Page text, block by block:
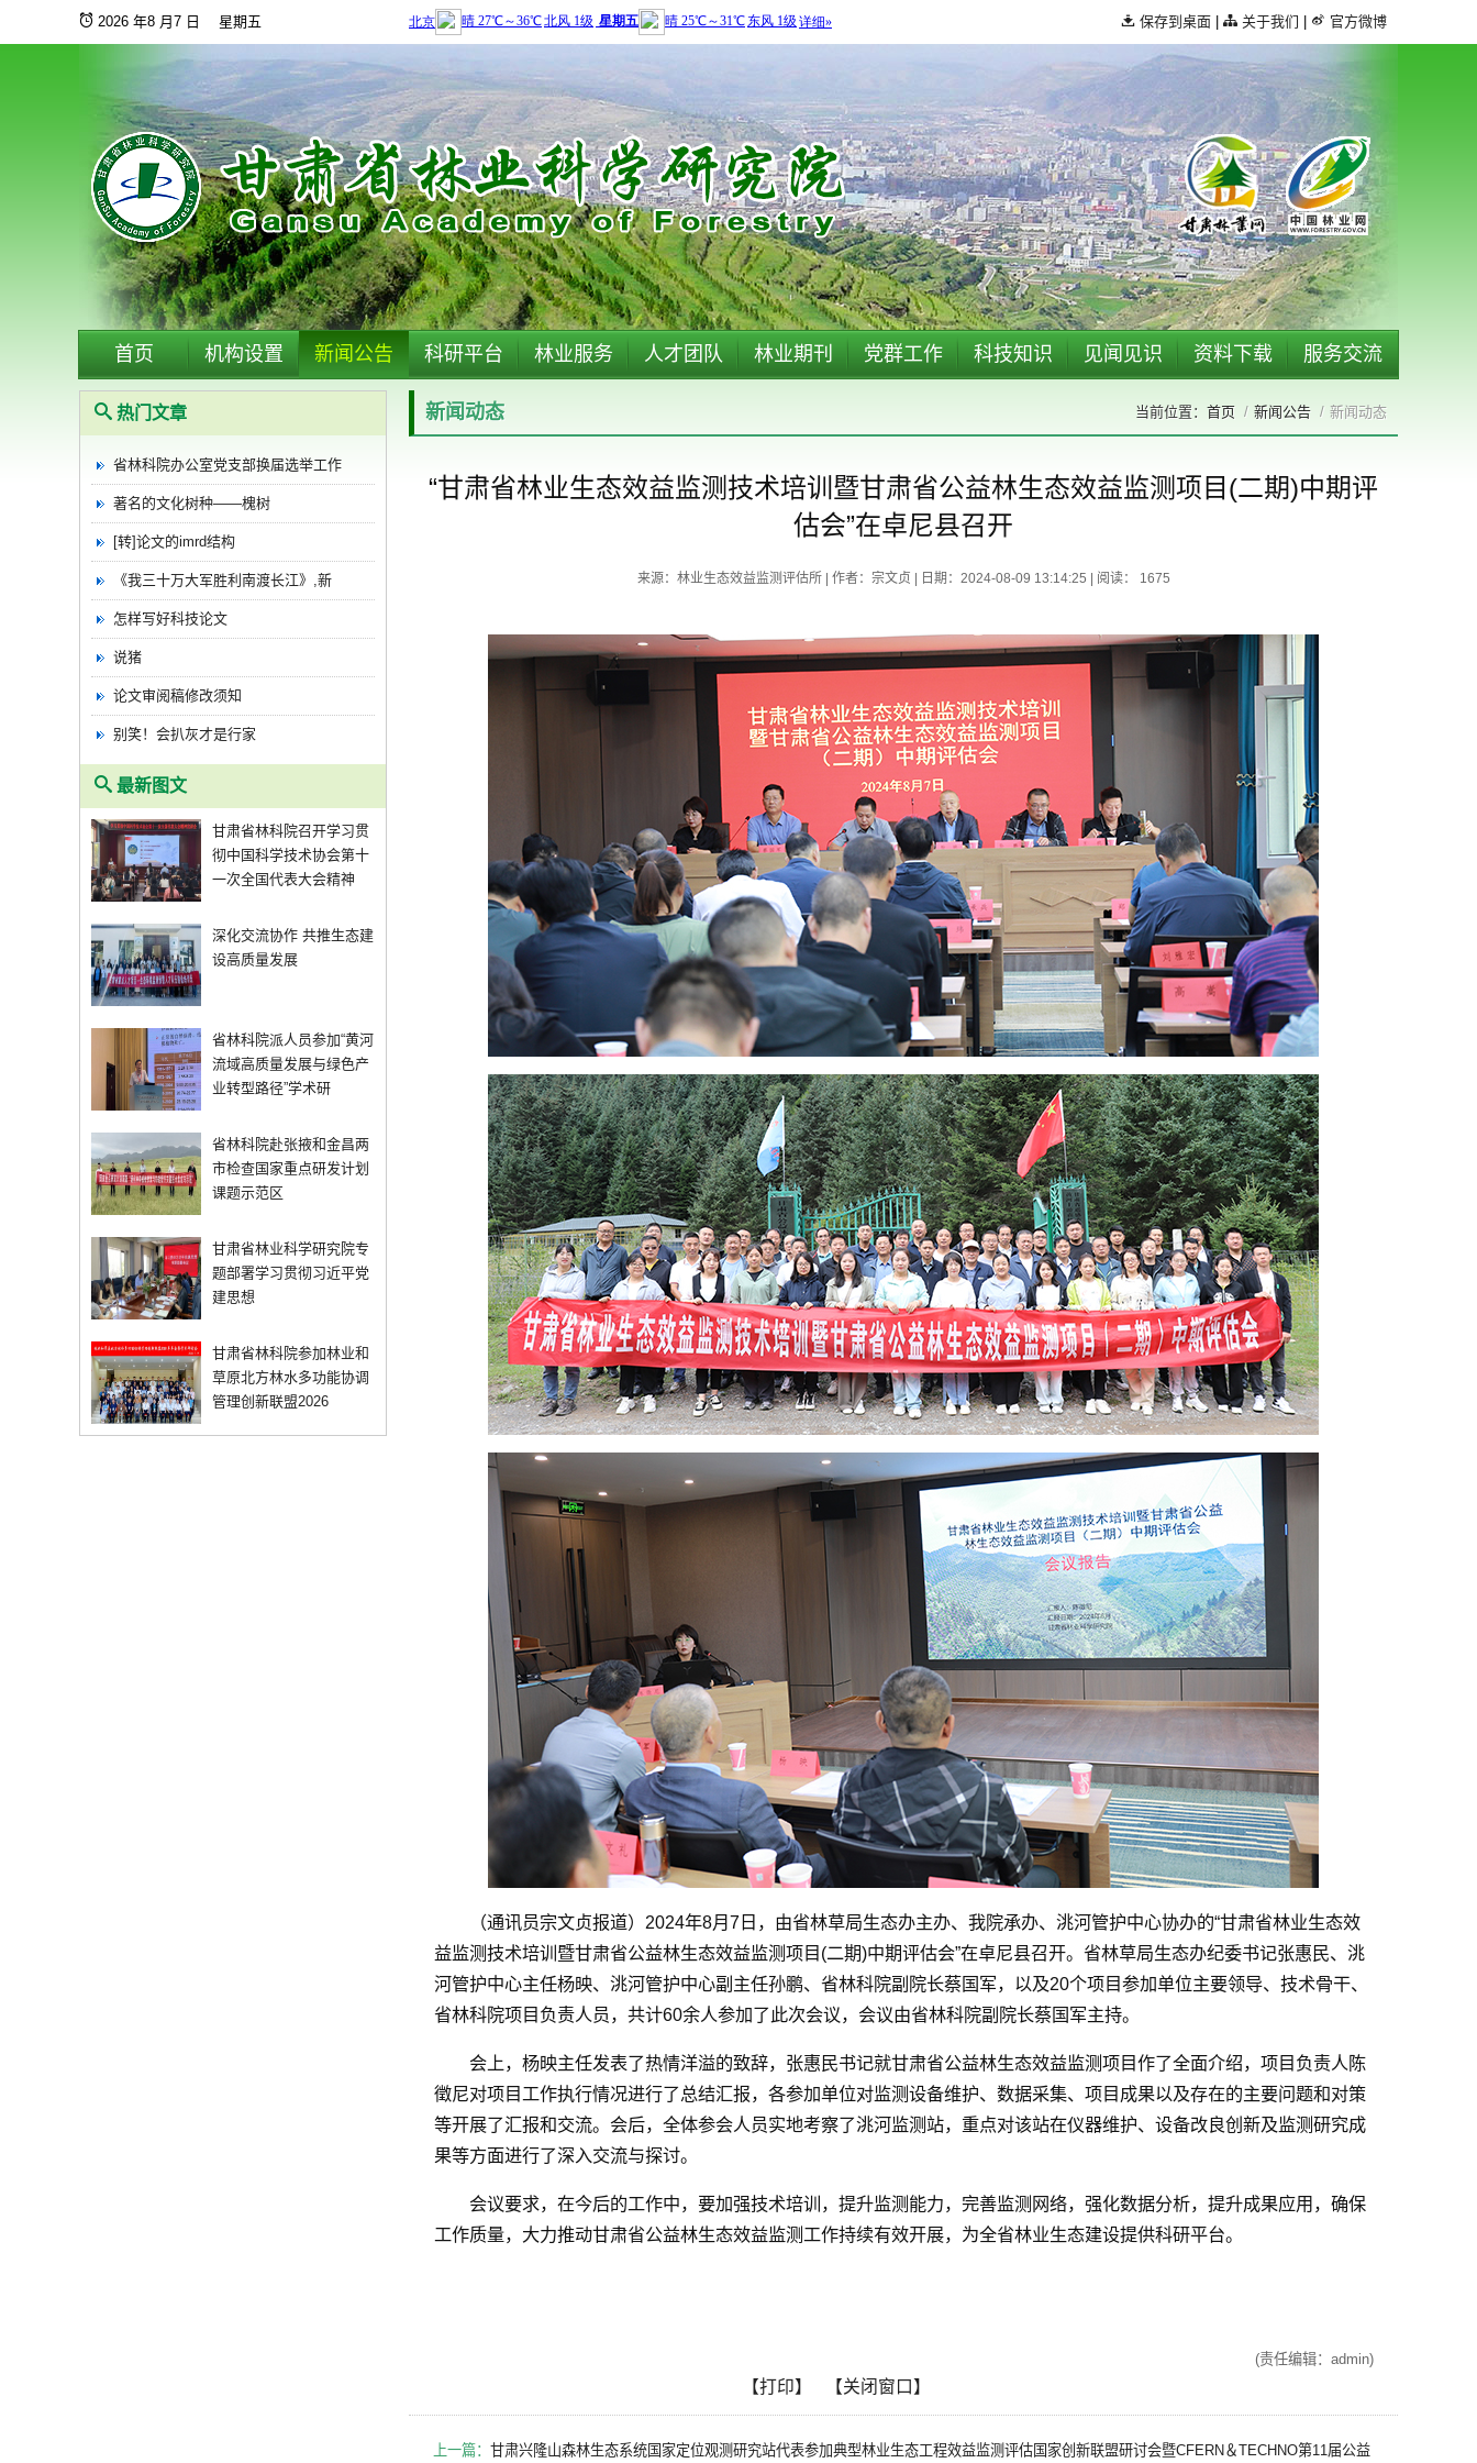
2026 年8 月7 日 星期五 保存到桌面 关于我们 官方微博
首页 机构设置 新闻公告 科研平台 林业服务 人才团队 林业期刊 党群工作 科技知识 见闻见识 资料下载 服务交流
新闻动态 首页 新闻公告 新闻动态
“甘肃省林业生态效益监测技术培训暨甘肃省公益林生态效益监测项目(二期)中期评
估会”在卓尼县召开
来源：林业生态效益监测评估所 | 作者：宗文贞 | 日期：2024-08-09 13:14:25 | 阅读： 1675
（通讯员宗文贞报道） 2024年8月7日，由省林草局生态办主办、我院承办、洮河管护中心协办的“甘肃省林业生态效
益监测技术培训暨甘肃省公益林生态效益监测项目(二期)中期评估会”在卓尼县召开。省林草局生态办纪委书记张惠民、洮
河管护中心主任杨映、洮河管护中心副主任孙鹏、省林科院副院长蔡国军，以及20个项目参加单位主要领导、技术骨干、
省林科院项目负责人员，共计60余人参加了此次会议，会议由省林科院副院长蔡国军主持。
会上，杨映主任发表了热情洋溢的致辞，张惠民书记就甘肃省公益林生态效益监测项目作了全面介绍，项目负责人陈
徵尼对项目工作执行情况进行了总结汇报，各参加单位对监测设备维护、数据采集、项目成果以及存在的主要问题和对策
等开展了汇报和交流。会后，全体参会人员实地考察了洮河监测站，重点对该站在仪器维护、设备改良创新及监测研究成
果等方面进行了深入交流与探讨。
会议要求，在今后的工作中，要加强技术培训，提升监测能力，完善监测网络，强化数据分析，提升成果应用，确保
工作质量，大力推动甘肃省公益林生态效益监测工作持续有效开展，为全省林业生态建设提供科研平台。
(责任编辑：admin)
【打印】 【关闭窗口】
上一篇： 甘肃兴隆山森林生态系统国家定位观测研究站代表参加典型林业生态工程效益监测评估国家创新联盟研讨会暨CFERN＆TECHNO第11届公益
热门文章
省林科院办公室党支部换届选举工作
著名的文化树种——槐树
[转]论文的imrd结构
《我三十万大军胜利南渡长江》,新
怎样写好科技论文
说猪
论文审阅稿修改须知
别笑！会扒灰才是行家
最新图文
甘肃省林科院召开学习贯
彻中国科学技术协会第十
一次全国代表大会精神
深化交流协作 共推生态建
设高质量发展
省林科院派人员参加“黄河
流域高质量发展与绿色产
业转型路径”学术研
省林科院赴张掖和金昌两
市检查国家重点研发计划
课题示范区
甘肃省林业科学研究院专
题部署学习贯彻习近平党
建思想
甘肃省林科院参加林业和
草原北方林水多功能协调
管理创新联盟2026